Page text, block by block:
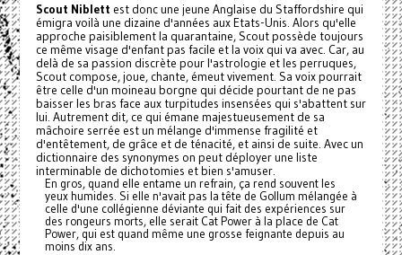
Scout Niblett est donc une jeune Anglaise du Staffordshire qui
émigra voilà une dizaine d'années aux Etats-Unis. Alors qu'elle
approche paisiblement la quarantaine, Scout possède toujours
ce même visage d'enfant pas facile et la voix qui va avec. Car, au
delà de sa passion discrète pour l'astrologie et les perruques,
Scout compose, joue, chante, émeut vivement. Sa voix pourrait
être celle d'un moineau borgne qui décide pourtant de ne pas
baisser les bras face aux turpitudes insensées qui s'abattent sur
lui. Autrement dit, ce qui émane majestueusement de sa
mâchoire serrée est un mélange d'immense fragilité et
d'entêtement, de grâce et de ténacité, et ainsi de suite. Avec un
dictionnaire des synonymes on peut déployer une liste
interminable de dichotomies et bien s'amuser.
En gros, quand elle entame un refrain, ça rend souvent les
yeux humides. Si elle n'avait pas la tête de Gollum mélangée à
celle d'une collégienne déviante qui fait des expériences sur
des rongeurs morts, elle serait Cat Power à la place de Cat
Power, qui est quand même une grosse feignante depuis au
moins dix ans.